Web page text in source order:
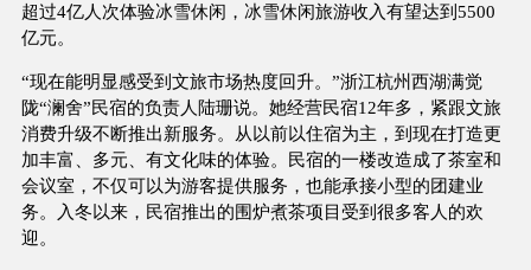
超过4亿人次体验冰雪休闲，冰雪休闲旅游收入有望达到5500
亿元。
“现在能明显感受到文旅市场热度回升。”浙江杭州西湖满觉
陇“澜舍”民宿的负责人陆珊说。她经营民宿12年多，紧跟文旅
消费升级不断推出新服务。从以前以住宿为主，到现在打造更
加丰富、多元、有文化味的体验。民宿的一楼改造成了茶室和
会议室，不仅可以为游客提供服务，也能承接小型的团建业
务。入冬以来，民宿推出的围炉煮茶项目受到很多客人的欢
迎。